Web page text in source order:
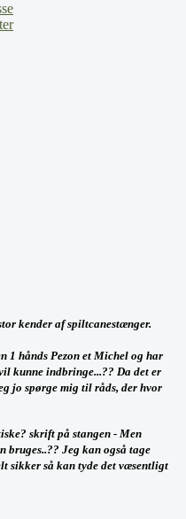
kender af spiltcanestænger.
1 hånds Pezon et Michel og har
kunne indbringe...?? Da det er
jo spørge mig til råds, der hvor
skrift på stangen - Men
bruges..?? Jeg kan også tage
sikker så kan tyde det væsentligt